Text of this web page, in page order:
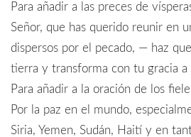
Para añadir a las preces de
Señor, que has querido reunir en
dispersos por el pecado, — haz
tierra y transforma con tu gracia a
Para añadir a la oración de los
Por la paz en el mundo,
Siria, Yemen, Sudán, Haití y en